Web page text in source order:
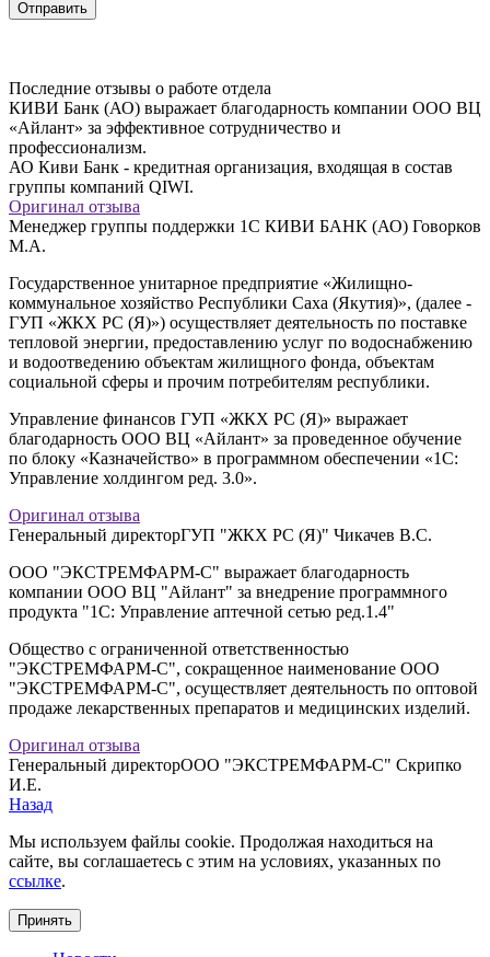
Последние отзывы о работе отдела
КИВИ Банк (АО) выражает благодарность компании ООО ВЦ
«Айлант» за эффективное сотрудничество и
профессионализм.
АО Киви Банк - кредитная организация, входящая в состав
группы компаний QIWI.
Оригинал отзыва
Менеджер группы поддержки 1С КИВИ БАНК (АО) Говорков
М.А.
Государственное унитарное предприятие «Жилищно-
коммунальное хозяйство Республики Саха (Якутия)», (далее -
ГУП «ЖКХ РС (Я)») осуществляет деятельность по поставке
тепловой энергии, предоставлению услуг по водоснабжению
и водоотведению объектам жилищного фонда, объектам
социальной сферы и прочим потребителям республики.
Управление финансов ГУП «ЖКХ РС (Я)» выражает
благодарность ООО ВЦ «Айлант» за проведенное обучение
по блоку «Казначейство» в программном обеспечении «1С:
Управление холдингом ред. 3.0».
Оригинал отзыва
Генеральный директорГУП "ЖКХ РС (Я)" Чикачев В.С.
ООО "ЭКСТРЕМФАРМ-С" выражает благодарность
компании ООО ВЦ "Айлант" за внедрение программного
продукта "1С: Управление аптечной сетью ред.1.4"
Общество с ограниченной ответственностью
"ЭКСТРЕМФАРМ-С", сокращенное наименование ООО
"ЭКСТРЕМФАРМ-С", осуществляет деятельность по оптовой
продаже лекарственных препаратов и медицинских изделий.
Оригинал отзыва
Генеральный директорООО "ЭКСТРЕМФАРМ-С" Скрипко
И.Е.
Назад
Мы используем файлы cookie. Продолжая находиться на
сайте, вы соглашаетесь с этим на условиях, указанных по
ссылке.
Принять